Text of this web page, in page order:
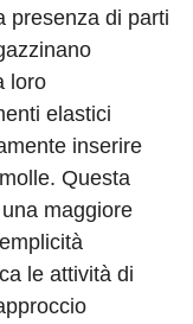
presenza di parti
loro
elastici
inserire
Questa
maggiore
le attività di